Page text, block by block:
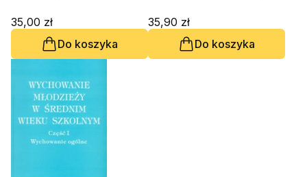
empiryczne
35,00 zł
Do koszyka
35,90 zł
Do koszyka